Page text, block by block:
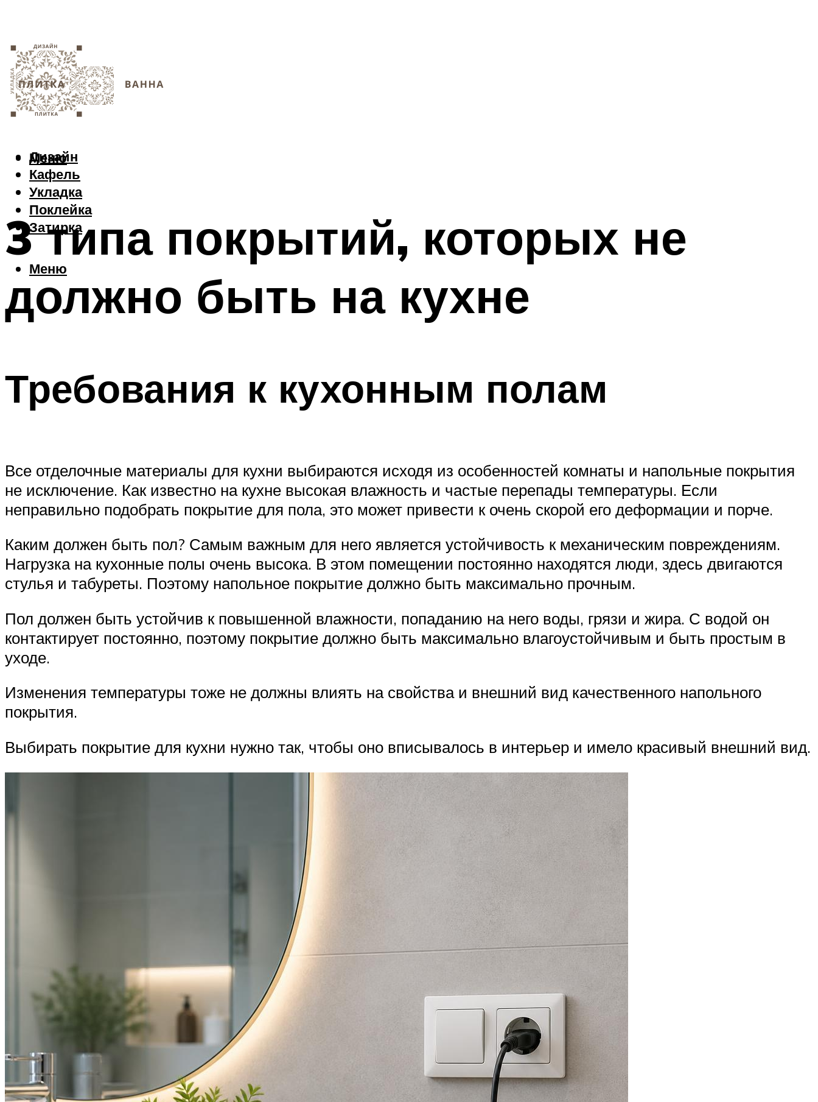
Дизайн
Кафель
Укладка
Поклейка
Затирка
Меню
Меню
3 типа покрытий, которых не
должно быть на кухне
Требования к кухонным полам
Все отделочные материалы для кухни выбираются исходя из особенностей комнаты и напольные покрытия
не исключение. Как известно на кухне высокая влажность и частые перепады температуры. Если
неправильно подобрать покрытие для пола, это может привести к очень скорой его деформации и порче.
Каким должен быть пол? Самым важным для него является устойчивость к механическим повреждениям.
Нагрузка на кухонные полы очень высока. В этом помещении постоянно находятся люди, здесь двигаются
стулья и табуреты. Поэтому напольное покрытие должно быть максимально прочным.
Пол должен быть устойчив к повышенной влажности, попаданию на него воды, грязи и жира. С водой он
контактирует постоянно, поэтому покрытие должно быть максимально влагоустойчивым и быть простым в
уходе.
Изменения температуры тоже не должны влиять на свойства и внешний вид качественного напольного
покрытия.
Выбирать покрытие для кухни нужно так, чтобы оно вписывалось в интерьер и имело красивый внешний вид.